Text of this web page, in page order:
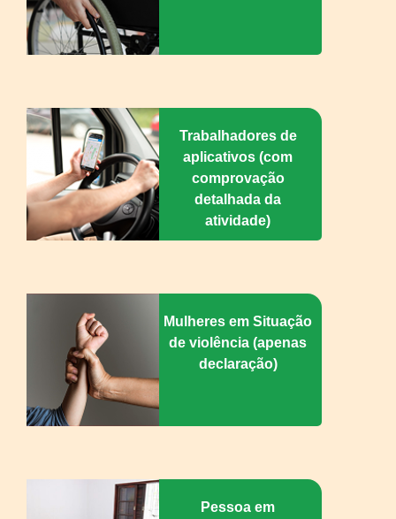
Trabalhadores de
aplicativos (com
comprovação
detalhada da
atividade)
Mulheres em Situação
de violência (apenas
declaração)
Pessoa em